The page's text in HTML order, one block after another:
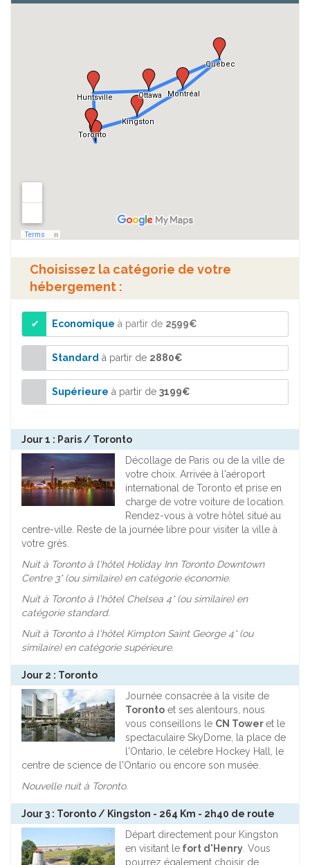
Choisissez la catégorie de votre
hébergement :
Economique à partir de 2599€
Standard à partir de 2880€
Supérieure à partir de3199€
Jour 1 : Paris / Toronto
Décollage de Paris ou de la ville de
votre choix. Arrivée à l'aéroport
international de Toronto et prise en
charge de votre voiture de location.
Rendez-vous à votre hôtel situé au
centre-ville. Reste de la journée libre pour visiter la ville à
votre grès.
Nuit à Toronto à l'hôtel Holiday Inn Toronto Downtown
Centre 3* (ou similaire) en catégorie économie.
Nuit à Toronto à l'hôtel Chelsea 4* (ou similaire) en
catégorie standard.
Nuit à Toronto à l'hôtel Kimpton Saint George 4* (ou
similaire) en catégorie supérieure.
Jour 2 : Toronto
Journée consacrée à la visite de
Toronto et ses alentours, nous
vous conseillons le CN Toweret le
spectaculaire SkyDome, la place de
l'Ontario, le célebre Hockey Hall, le
centre de science de l'Ontario ou encore son musée.
Nouvelle nuit à Toronto.
Jour 3 : Toronto / Kingston - 264 Km - 2h40 de route
Départ directement pour Kingston
en visitant le fort d'Henry. Vous
pourrez également choisir de